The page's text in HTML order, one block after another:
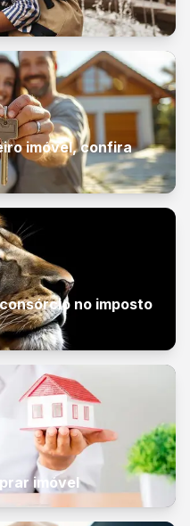
imóvel, confira
no imposto
imóvel